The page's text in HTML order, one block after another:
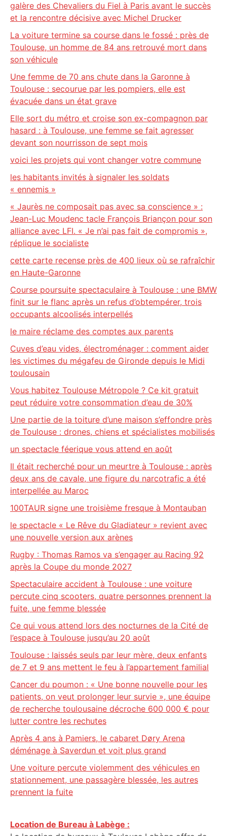
galère des Chevaliers du Fiel à Paris avant le succès
et la rencontre décisive avec Michel Drucker
La voiture termine sa course dans le fossé : près de
Toulouse, un homme de 84 ans retrouvé mort dans
son véhicule
Une femme de 70 ans chute dans la Garonne à
Toulouse : secourue par les pompiers, elle est
évacuée dans un état grave
Elle sort du métro et croise son ex-compagnon par
hasard : à Toulouse, une femme se fait agresser
devant son nourrisson de sept mois
voici les projets qui vont changer votre commune
les habitants invités à signaler les soldats
« ennemis »
« Jaurès ne composait pas avec sa conscience » :
Jean-Luc Moudenc tacle François Briançon pour son
alliance avec LFI. « Je n’ai pas fait de compromis »,
réplique le socialiste
cette carte recense près de 400 lieux où se rafraîchir
en Haute-Garonne
Course poursuite spectaculaire à Toulouse : une BMW
finit sur le flanc après un refus d’obtempérer, trois
occupants alcoolisés interpellés
le maire réclame des comptes aux parents
Cuves d’eau vides, électroménager : comment aider
les victimes du mégafeu de Gironde depuis le Midi
toulousain
Vous habitez Toulouse Métropole ? Ce kit gratuit
peut réduire votre consommation d’eau de 30%
Une partie de la toiture d’une maison s’effondre près
de Toulouse : drones, chiens et spécialistes mobilisés
un spectacle féerique vous attend en août
Il était recherché pour un meurtre à Toulouse : après
deux ans de cavale, une figure du narcotrafic a été
interpellée au Maroc
100TAUR signe une troisième fresque à Montauban
le spectacle « Le Rêve du Gladiateur » revient avec
une nouvelle version aux arènes
Rugby : Thomas Ramos va s’engager au Racing 92
après la Coupe du monde 2027
Spectaculaire accident à Toulouse : une voiture
percute cinq scooters, quatre personnes prennent la
fuite, une femme blessée
Ce qui vous attend lors des nocturnes de la Cité de
l’espace à Toulouse jusqu’au 20 août
Toulouse : laissés seuls par leur mère, deux enfants
de 7 et 9 ans mettent le feu à l’appartement familial
Cancer du poumon : « Une bonne nouvelle pour les
patients, on veut prolonger leur survie », une équipe
de recherche toulousaine décroche 600 000 € pour
lutter contre les rechutes
Après 4 ans à Pamiers, le cabaret Døry Arena
déménage à Saverdun et voit plus grand
Une voiture percute violemment des véhicules en
stationnement, une passagère blessée, les autres
prennent la fuite
Location de Bureau à Labège :